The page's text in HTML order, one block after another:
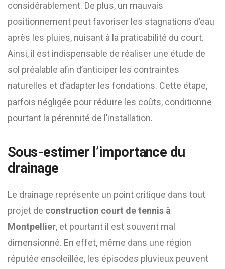
considérablement. De plus, un mauvais
positionnement peut favoriser les stagnations d’eau
après les pluies, nuisant à la praticabilité du court.
Ainsi, il est indispensable de réaliser une étude de
sol préalable afin d’anticiper les contraintes
naturelles et d’adapter les fondations. Cette étape,
parfois négligée pour réduire les coûts, conditionne
pourtant la pérennité de l’installation.
Sous-estimer l’importance du
drainage
Le drainage représente un point critique dans tout
projet de construction court de tennis à
Montpellier, et pourtant il est souvent mal
dimensionné. En effet, même dans une région
réputée ensoleillée, les épisodes pluvieux peuvent